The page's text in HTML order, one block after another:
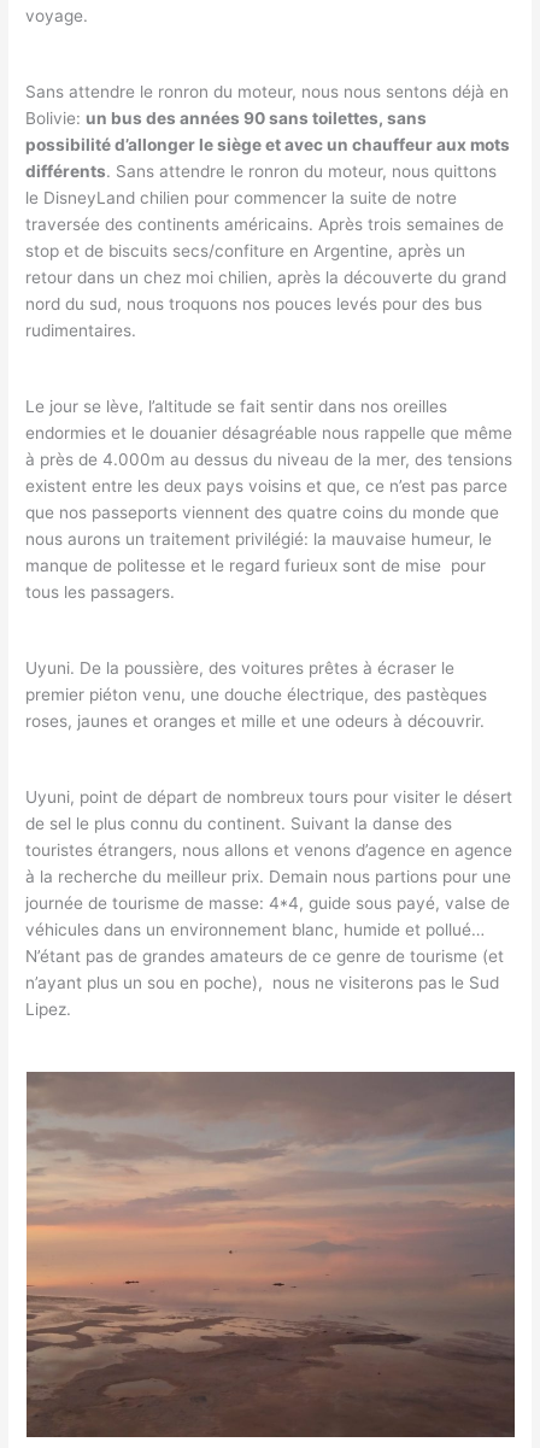
voyage.
Sans attendre le ronron du moteur, nous nous sentons déjà en
Bolivie: un bus des années 90 sans toilettes, sans
possibilité d’allonger le siège et avec un chauffeur aux mots
différents. Sans attendre le ronron du moteur, nous quittons
le DisneyLand chilien pour commencer la suite de notre
traversée des continents américains. Après trois semaines de
stop et de biscuits secs/confiture en Argentine, après un
retour dans un chez moi chilien, après la découverte du grand
nord du sud, nous troquons nos pouces levés pour des bus
rudimentaires.
Le jour se lève, l’altitude se fait sentir dans nos oreilles
endormies et le douanier désagréable nous rappelle que même
à près de 4.000m au dessus du niveau de la mer, des tensions
existent entre les deux pays voisins et que, ce n’est pas parce
que nos passeports viennent des quatre coins du monde que
nous aurons un traitement privilégié: la mauvaise humeur, le
manque de politesse et le regard furieux sont de mise pour
tous les passagers.
Uyuni. De la poussière, des voitures prêtes à écraser le
premier piéton venu, une douche électrique, des pastèques
roses, jaunes et oranges et mille et une odeurs à découvrir.
Uyuni, point de départ de nombreux tours pour visiter le désert
de sel le plus connu du continent. Suivant la danse des
touristes étrangers, nous allons et venons d’agence en agence
à la recherche du meilleur prix. Demain nous partions pour une
journée de tourisme de masse: 4*4, guide sous payé, valse de
véhicules dans un environnement blanc, humide et pollué…
N’étant pas de grandes amateurs de ce genre de tourisme (et
n’ayant plus un sou en poche), nous ne visiterons pas le Sud
Lipez.